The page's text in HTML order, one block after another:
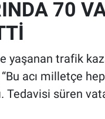
70
yaşanan trafik
acı milletçe
Tedavisi süren